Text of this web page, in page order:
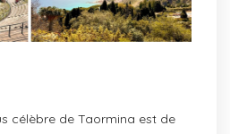
célèbre de Taormina est de